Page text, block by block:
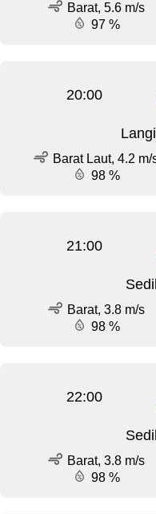
Barat, 5.6 m/s
97 %
20:00
Barat Laut, 4.2 m/
98 %
21:00
Barat, 3.8 m/s
98 %
22:00
Barat, 3.8 m/s
98 %